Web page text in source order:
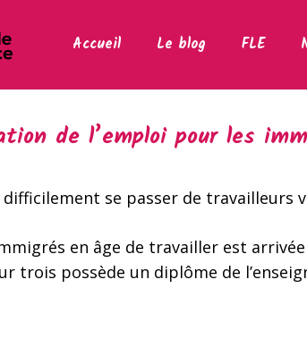
Accueil Le blog FLE
de l’emploi pour les
se passer de travailleurs
en âge de travailler est
trois possède un diplôme de